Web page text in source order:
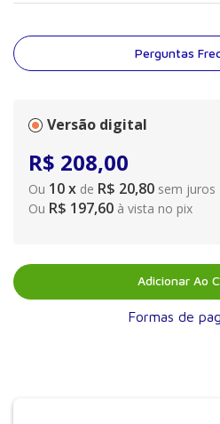
oferecendo uma visão abrangente
de situações críticas, como
arritmias cardíacas, além de
anestesiologistas enfrentam. O
permite que os profissionais
apenas nas técnicas anestésicas,
não técnicas, que são igualmente
emergência.
Perguntas
Versão digital
R$ 208,00
Ou 10x de R$ 20,80 sem juros
Ou R$ 197,60 à vista no pix
Adicionar Ao
Formas de